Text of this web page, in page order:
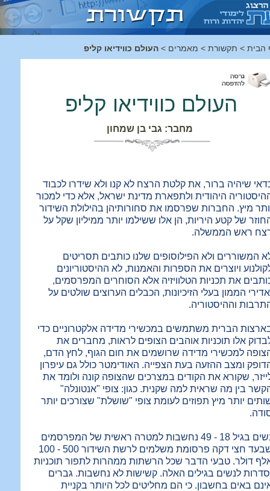
הבית > תקשורת > מאמרים > העולם כווידיאו קליפ
העולם כווידיאו קליפ
מחבר: גבי בן שמחון
שיהיה ברור, את קלטת הרצח לא קנו ולא שידרו לכבוד
היהודית ולתפארת מדינת ישראל, אלא כדי למכור
מיץ. החברות שפרסמו את סחורותיהן בהילולת השידור
של קטע היריות, הן אלו ששילמו יותר ממיליון שקל על
ראש הממשלה.
המשוררים ולא הפילוסופים שלנו כותבים תסריטים
ויוצרים את הספרות והאמנות, לא ההיסטוריונים
את תכניות הטלוויזיה אלא הסוחרים המפרסמים,
הממון בעלי הזיכיונות, הכבלים הערוצים שולטים על
וההיסטוריה.
הברית משתמשים במכשירי מדידה אלקטרוניים כדי
אלו תוכניות אוהבים הצופים לראות, מחברים את
למכשירי מדידה שרושמים את חום הגוף, לחץ הדם,
ומצב ההזעה בעת הצפייה. האודימטר כולל גם עיפרון
שקורא את הקודים במצרכים שהצופה קונה ולומד את
בין מה שראית למה שקנית. כגון: צופי "אנטונלה"
יותר מיץ תפוזים לעומת צופי "שושלת" שצורכים יותר
נשים בגיל 18 - 49 נחשבות למטרה ראשית של המפרסמים
שבעד חצי דקה פרסומת משלמים לרשת השידור 500 - 100
דולר. טבעי הדבר שכל הרשתות ממהרות לתפור תוכניות
לנשים בגילים האלה. קשישות לא נחשבות. גברים
באים בחשבון. כי הם מחליטים לכל היותר בקניית